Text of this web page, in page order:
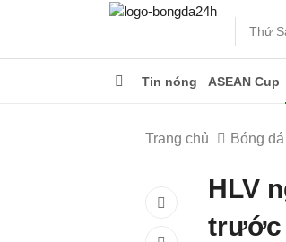
Thứ
Tin nóng ASEAN Cup
Trang chủ Bóng
HLV
trước